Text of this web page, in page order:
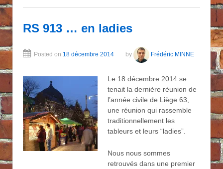
RS 913 … en ladies
Posted on 18 décembre 2014 by Frédéric MINNE
Le 18 décembre 2014 se
tenait la dernière réunion de
l’année civile de Liège 63,
une réunion qui rassemble
traditionnellement les
tableurs et leurs “ladies”.
Nous nous sommes
retrouvés dans une premier